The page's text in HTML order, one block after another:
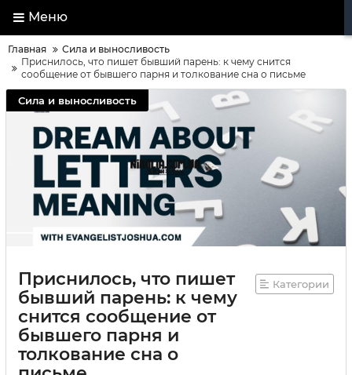
Меню
Главная
Сила и выносливость
Приснилось, что пишет бывший парень: к чему снится
сообщение от бывшего парня и толкование сна о письме
Сила и выносливость
Приснилось, что пишет
бывший парень: к чему
снится сообщение от
бывшего парня и
толкование сна о
Категории